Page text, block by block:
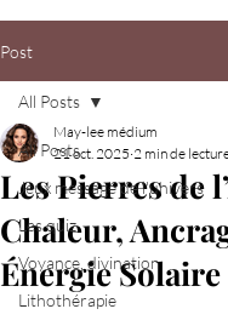
Post
All Posts
Jeux message de l'univers
Les quiz
Voyance, divination
Lithothérapie
All Posts
Les Pierres de
Chaleur,
Énergie Solaire
May-lee médium
21 oct. 2025 2 min de